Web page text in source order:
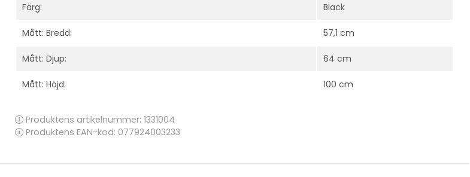
Färg: Black
Mått: Bredd: 57,1 cm
Mått: Djup: 64 cm
Mått: Höjd: 100 cm
Produktens artikelnummer: 1331004
Produktens EAN-kod: 077924003233